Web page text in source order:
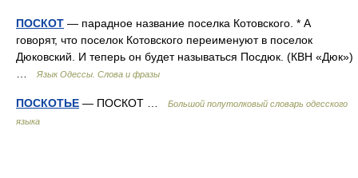
ПОСКОТ — парадное название поселка Котовского. * А
говорят, что поселок Котовского переименуют в поселок
Дюковский. И теперь он будет называться Посдюк. (КВН «Дюк»)
Язык Одессы. Слова и фразы
ПОСКОТЬЕ — ПОСКОТ …
Большой полутолковый словарь одесского
языка